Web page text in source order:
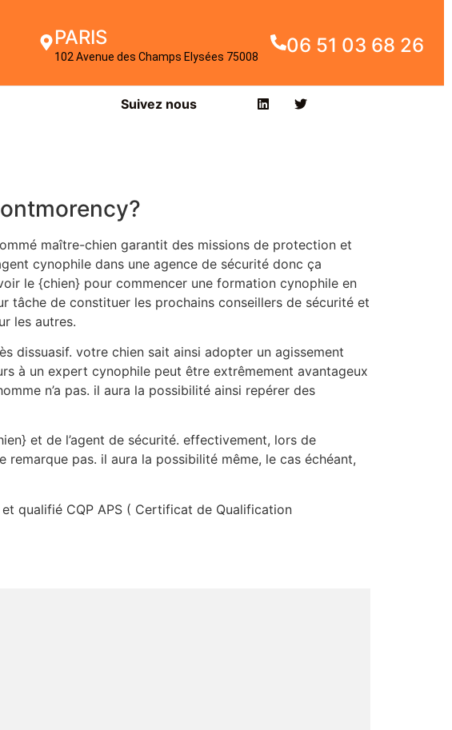
PARIS
102 Avenue des Champs Elysées 75008 06 51 03 68 26
Suivez nous
maître-chien garantit des missions de protection et
cynophile dans une agence de sécurité donc ça
le {chien} pour commencer une formation cynophile en
tâche de constituer les prochains conseillers de sécurité et
les autres.
dissuasif. votre chien sait ainsi adopter un agissement
à un expert cynophile peut être extrêmement avantageux
n’a pas. il aura la possibilité ainsi repérer des
et de l’agent de sécurité. effectivement, lors de
pas. il aura la possibilité même, le cas échéant,
qualifié CQP APS ( Certificat de Qualification